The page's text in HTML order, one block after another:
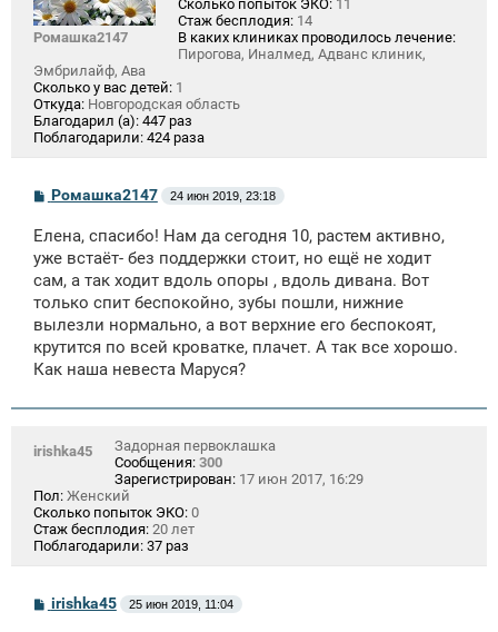
Ромашка2147
Сколько попыток ЭКО: 11
Стаж бесплодия: 14
В каких клиниках проводилось лечение:
Пирогова, Иналмед, Адванс клиник,
Эмбрилайф, Ава
Сколько у вас детей: 1
Откуда: Новгородская область
Благодарил (а): 447 раз
Поблагодарили: 424 раза
С
о
б
щ
н
и
Ромашка2147 24 июн 2019, 23:18
Елена, спасибо! Нам да сегодня 10, растем активно,
уже встаёт- без поддержки стоит, но ещё не ходит
сам, а так ходит вдоль опоры , вдоль дивана. Вот
только спит беспокойно, зубы пошли, нижние
вылезли нормально, а вот верхние его беспокоят,
крутится по всей кроватке, плачет. А так все хорошо.
Как наша невеста Маруся?
irishka45
Задорная первоклашка
Сообщения: 300
Зарегистрирован: 17 июн 2017, 16:29
Пол: Женский
Сколько попыток ЭКО: 0
Стаж бесплодия: 20 лет
Поблагодарили: 37 раз
С
о
irishka45 25 июн 2019, 11:04